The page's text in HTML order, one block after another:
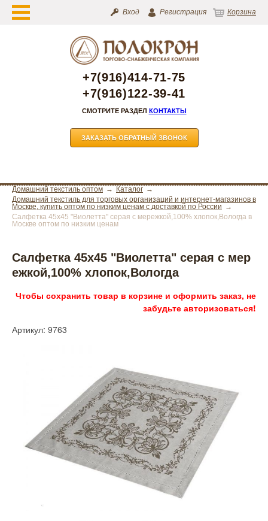
Вход Регистрация Корзина
+7(916)414-71-75
+7(916)122-39-41
СМОТРИТЕ РАЗДЕЛ КОНТАКТЫ
ЗАКАЗАТЬ ОБРАТНЫЙ ЗВОНОК
Домашний текстиль оптом
Каталог
Домашний текстиль для торговых организаций и интернет-магазинов в
Москве, купить оптом по низким ценам с доставкой по России
Салфетка 45х45 "Виолетта" серая с мережкой,100% хлопок,Вологда в
Москве оптом по низким ценам
Салфетка 45х45 "Виолетта" серая с мер
ежкой,100% хлопок,Вологда
Чтобы сохранить товар в корзине и оформить заказ, не
забудьте авторизоваться!
Артикул: 9763